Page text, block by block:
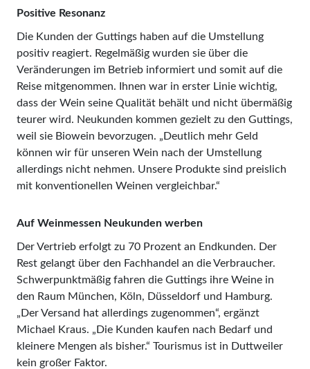
Positive Resonanz
Die Kunden der Guttings haben auf die Umstellung
positiv reagiert. Regelmäßig wurden sie über die
Veränderungen im Betrieb informiert und somit auf die
Reise mitgenommen. Ihnen war in erster Linie wichtig,
dass der Wein seine Qualität behält und nicht übermäßig
teurer wird. Neukunden kommen gezielt zu den Guttings,
weil sie Biowein bevorzugen. „Deutlich mehr Geld
können wir für unseren Wein nach der Umstellung
allerdings nicht nehmen. Unsere Produkte sind preislich
mit konventionellen Weinen vergleichbar.“
Auf Weinmessen Neukunden werben
Der Vertrieb erfolgt zu 70 Prozent an Endkunden. Der
Rest gelangt über den Fachhandel an die Verbraucher.
Schwerpunktmäßig fahren die Guttings ihre Weine in
den Raum München, Köln, Düsseldorf und Hamburg.
„Der Versand hat allerdings zugenommen“, ergänzt
Michael Kraus. „Die Kunden kaufen nach Bedarf und
kleinere Mengen als bisher.“ Tourismus ist in Duttweiler
kein großer Faktor.